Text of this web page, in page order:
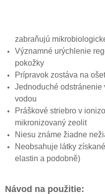
zabraňujú
Významné urýchlenie
pokožky
Prípravok zostáva na
Jednoduché
vodou
Práškové striebro v
mikronizovaný zeolit
Niesu známe žiadne
Neobsahuje látky
elastin a podobně)
Návod na použitie: